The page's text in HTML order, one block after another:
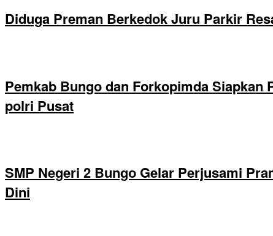
Diduga Preman Berkedok Juru Parkir
Pemkab Bungo dan Forkopimda Siapkan
polri Pusat
SMP Negeri 2 Bungo Gelar Perjusami
Dini